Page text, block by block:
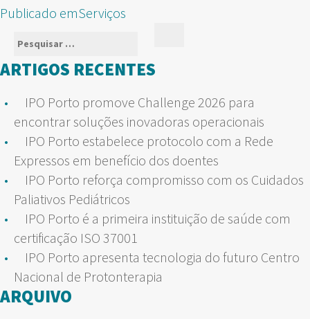
NAVEGAÇÃO
ARTIGOS
Publicado emServiços
Pesquisar
por:
ARTIGOS RECENTES
IPO Porto promove Challenge 2026 para
encontrar soluções inovadoras operacionais
IPO Porto estabelece protocolo com a Rede
Expressos em benefício dos doentes
IPO Porto reforça compromisso com os Cuidados
Paliativos Pediátricos
IPO Porto é a primeira instituição de saúde com
certificação ISO 37001
IPO Porto apresenta tecnologia do futuro Centro
Nacional de Protonterapia
ARQUIVO